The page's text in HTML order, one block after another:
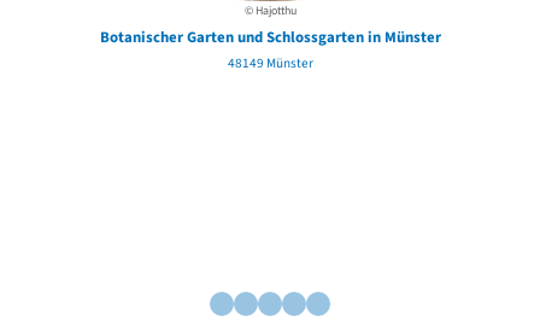
© Hajotthu
Botanischer Garten und Schlossgarten in Münster
48149 Münster